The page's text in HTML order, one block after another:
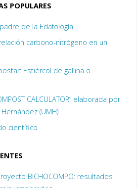
POPULARES
de la Edafología
carbono-nitrógeno en un
Estiércol de gallina o
CALCULATOR” elaborada por
(UMH)
científico
BICHOCOMPO: resultados